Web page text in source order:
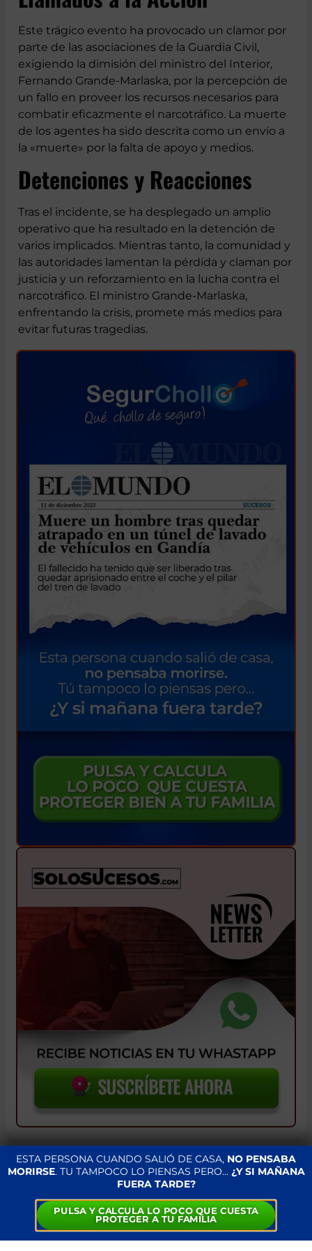
Llamados a la Acción
Este trágico evento ha provocado un clamor por
parte de las asociaciones de la Guardia Civil,
exigiendo la dimisión del ministro del Interior,
Fernando Grande-Marlaska, por la percepción de
un fallo en proveer los recursos necesarios para
combatir eficazmente el narcotráfico. La muerte
de los agentes ha sido descrita como un envío a
Detenciones y
Reacciones
Tras el incidente, se ha desplegado un amplio
operativo que ha resultado en la detención de
varios implicados. Mientras tanto, la comunidad y
las autoridades lamentan la pérdida y claman por
justicia y un reforzamiento en la lucha contra el
enfrentando la crisis, promete más medios para
UN ÁRBOL CAE SOBRE MONTAÑA
RUSA INFANTIL DEJANDO
ESTA PERSONA CUANDO SALIÓ DE CASA, NO PENSABA
MORIRSE. TU TAMPOCO LO PIENSAS PERO… ¿Y SI MAÑANA
FUERA TARDE?
PULSA Y CALCULA LO POCO QUE CUESTA
PROTEGER A TU FAMILIA